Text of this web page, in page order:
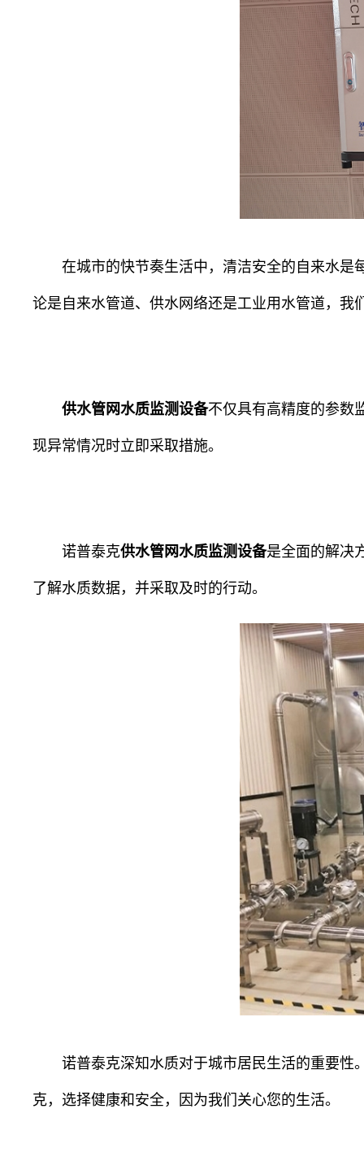
在城市的快节奏生活中，清洁安全的自来水是
论是自来水管道、供水网络还是工业用水管道，我
供水管网水质监测设备不仅具有高精度的参数
现异常情况时立即采取措施。
诺普泰克供水管网水质监测设备是全面的解决
了解水质数据，并采取及时的行动。
诺普泰克深知水质对于城市居民生活的重要性
克，选择健康和安全，因为我们关心您的生活。